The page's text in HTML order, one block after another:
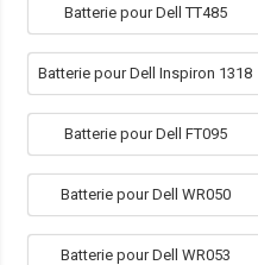
Batterie pour Dell TT485
Batterie pour Dell Inspiron 1318
Batterie pour Dell FT095
Batterie pour Dell WR050
Batterie pour Dell WR053